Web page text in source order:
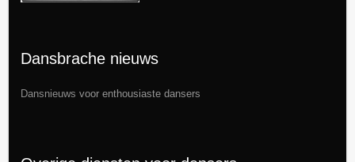
Dansbrache nieuws
Dansnieuws voor enthousiaste dansers